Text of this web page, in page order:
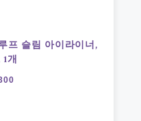
프 슬림 아이라이너,
개